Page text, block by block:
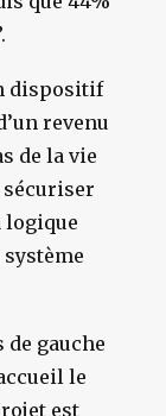
dispositif
revenu
de la vie
logique
gauche
le
est